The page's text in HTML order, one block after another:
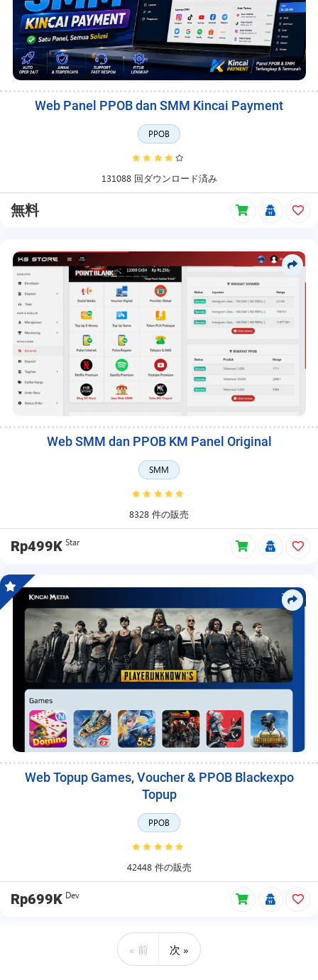
Web Panel PPOB dan SMM Kincai Payment
PPOB
131088 回ダウンロード済み
無料
Web SMM dan PPOB KM Panel Original
SMM
8328 件の販売
Rp499K Star
Web Topup Games, Voucher & PPOB Blackexpo
Topup
PPOB
42448 件の販売
Rp699K Dev
« 前 次 »